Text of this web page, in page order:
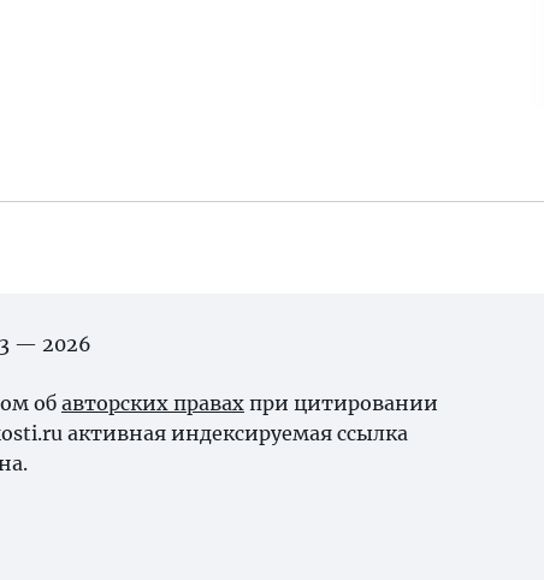
— 2026
об авторских правах при цитировании
активная индексируемая ссылка